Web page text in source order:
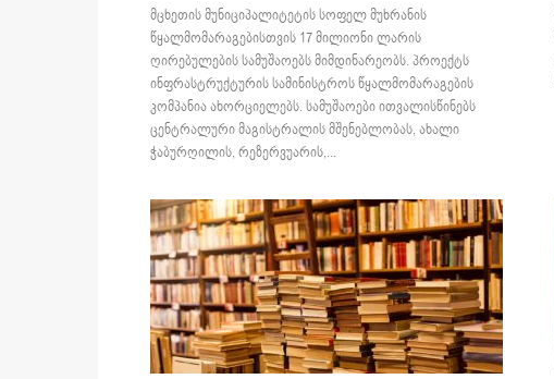
მცხეთის მუნიციპალიტეტის სოფელ მუხრანის
წყალმომარაგებისთვის 17 მილიონი ლარის
ღირებულების სამუშაოებს მიმდინარეობს. პროექტს
ინფრასტრუქტურის სამინისტროს წყალმომარაგების
კომპანია ახორციელებს. სამუშაოები ითვალისწინებს
ცენტრალური მაგისტრალის მშენებლობას, ახალი
ჭაბურღილის, რეზერვუარის,...